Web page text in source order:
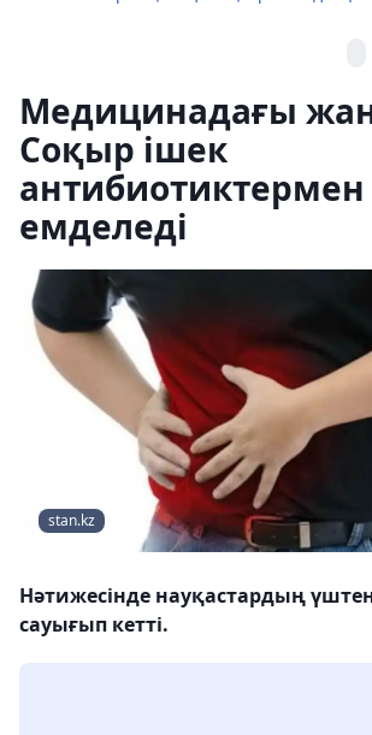
Медицинадағы
Соқыр ішек
антибиотиктермен
емделеді
stan.kz
Нәтижесінде науқастардың үштен
сауығып кетті.